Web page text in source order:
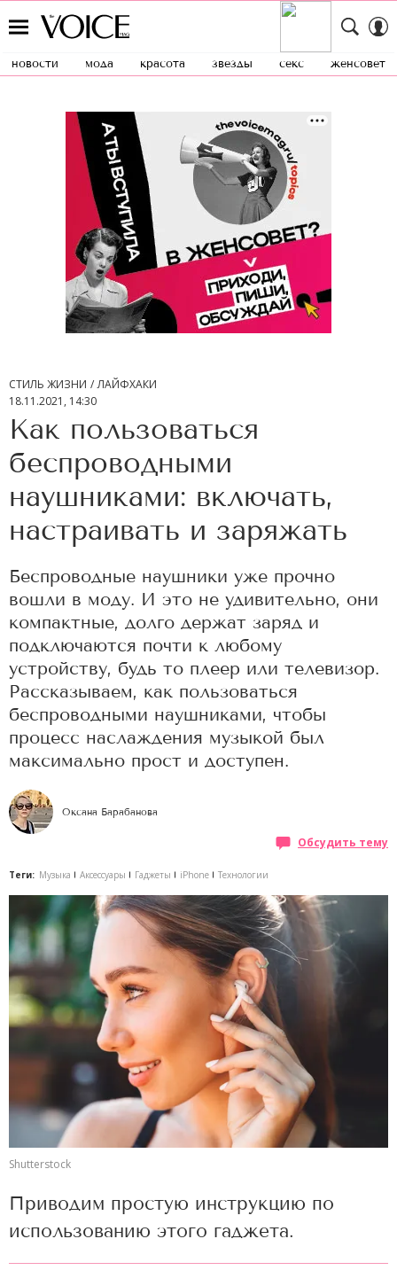
новости мода красота звезды секс женсовет
СТИЛЬ ЖИЗНИ
ЛАЙФХАКИ
18.11.2021, 14:30
Как пользоваться
беспроводными
наушниками: включать,
настраивать и заряжать
Беспроводные наушники уже прочно
вошли в моду. И это не удивительно, они
компактные, долго держат заряд и
подключаются почти к любому
устройству, будь то плеер или телевизор.
Рассказываем, как пользоваться
беспроводными наушниками, чтобы
процесс наслаждения музыкой был
максимально прост и доступен.
Оксана Барабанова
Обсудить тему
Теги: Музыка Аксессуары Гаджеты iPhone Технологии
Shutterstock
Приводим простую инструкцию по
использованию этого гаджета.